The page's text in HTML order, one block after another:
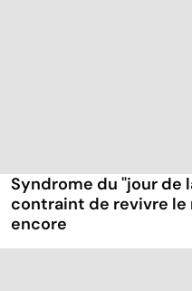
Syndrome du "jour de
contraint de revivre
encore